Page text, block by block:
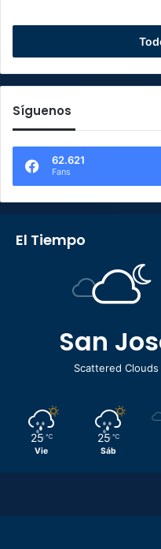
Síguenos
62.621
Fans
El Tiempo
San
Scattered Clouds
25 ℃
Vie
25 ℃
Sáb